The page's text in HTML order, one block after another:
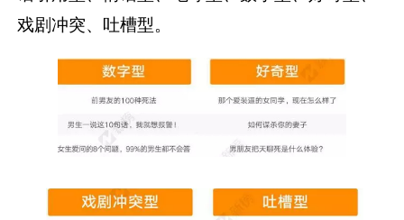
戏剧冲突、吐槽型。